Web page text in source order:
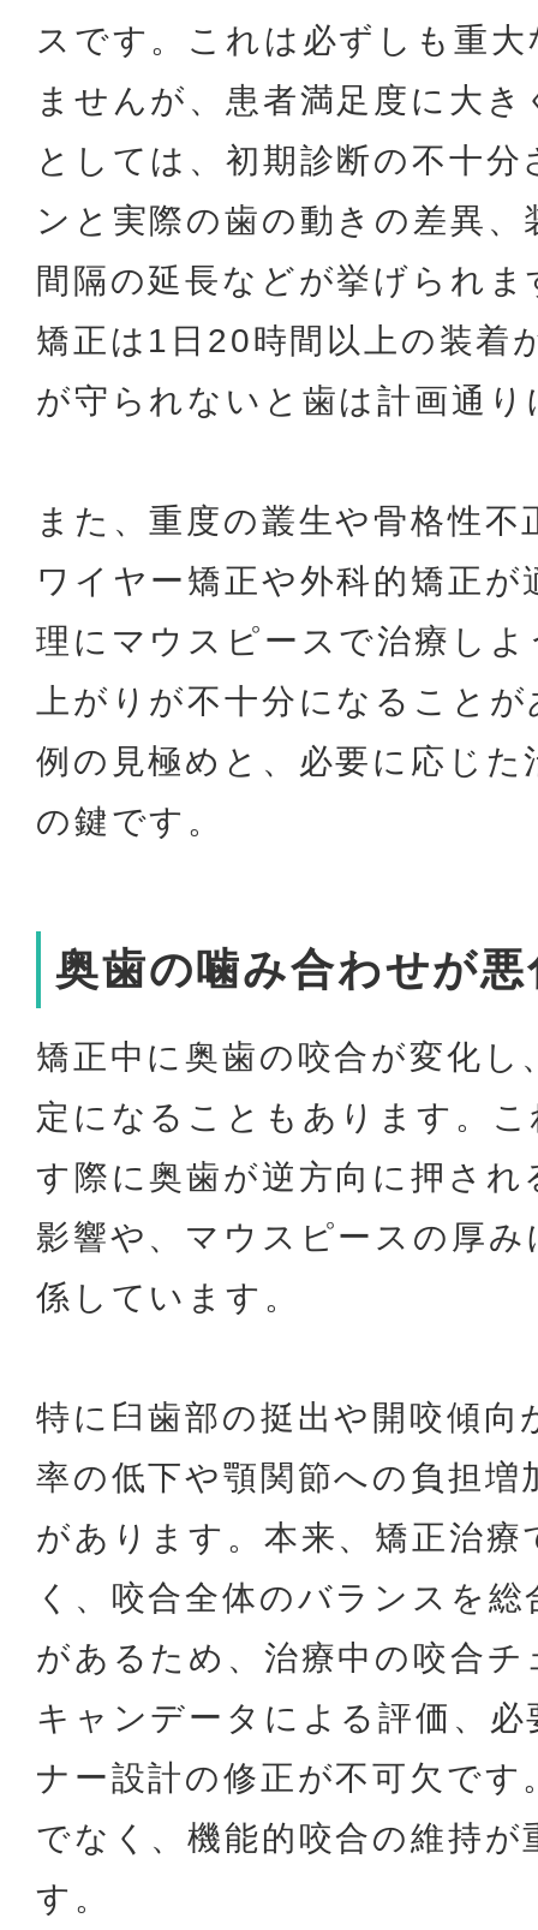
スです。これは必ずしも重
ませんが、患者満足度に大
としては、初期診断の不十
ンと実際の歯の動きの差異、
間隔の延長などが挙げられ
矯正は1日20時間以上の装着
が守られないと歯は計画通
また、重度の叢生や骨格性
ワイヤー矯正や外科的矯正
理にマウスピースで治療し
上がりが不十分になること
例の見極めと、必要に応じた
の鍵です。
奥歯の噛み合わせが
矯正中に奥歯の咬合が変化し
定になることもあります。
す際に奥歯が逆方向に押され
影響や、マウスピースの厚
係しています。
特に臼歯部の挺出や開咬傾向
率の低下や顎関節への負担増
があります。本来、矯正治
く、咬合全体のバランスを
があるため、治療中の咬合
キャンデータによる評価、
ナー設計の修正が不可欠で
でなく、機能的咬合の維持
す。